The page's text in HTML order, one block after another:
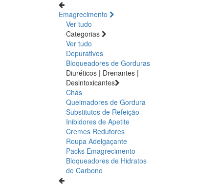
Emagrecimento
Ver tudo
Categorias
Ver tudo
Depurativos
Bloqueadores de Gorduras
Diuréticos | Drenantes |
Desintoxicantes
Chás
Queimadores de Gordura
Substitutos de Refeição
Inibidores de Apetite
Cremes Redutores
Roupa Adelgaçante
Packs Emagrecimento
Bloqueadores de Hidratos
de Carbono